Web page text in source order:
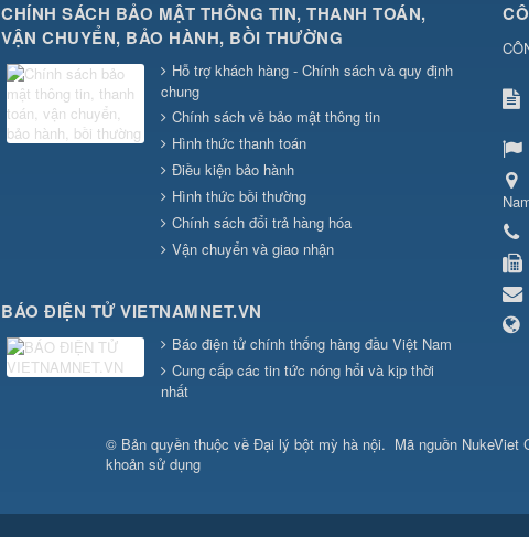
CHÍNH SÁCH BẢO MẬT THÔNG TIN, THANH TOÁN,
VẬN CHUYỂN, BẢO HÀNH, BỒI THƯỜNG
Hỗ trợ khách hàng - Chính sách và quy định
chung
Chính sách về bảo mật thông tin
Hình thức thanh toán
Điều kiện bảo hành
Hình thức bồi thường
Chính sách đổi trả hàng hóa
Vận chuyển và giao nhận
BÁO ĐIỆN TỬ VIETNAMNET.VN
Báo điện tử chính thống hàng đầu Việt Nam
Cung cấp các tin tức nóng hổi và kịp thời
nhất
© Bản quyền thuộc về Đại lý bột mỳ hà nội. Mã nguồn NukeViet
khoản sử dụng